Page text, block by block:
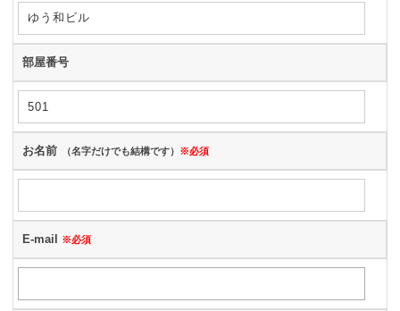
部屋番号
お名前 （名字だけでも結構です） ※必須
E-mail ※必須